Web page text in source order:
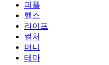
피플
헬스
라이프
컬처
머니
테마